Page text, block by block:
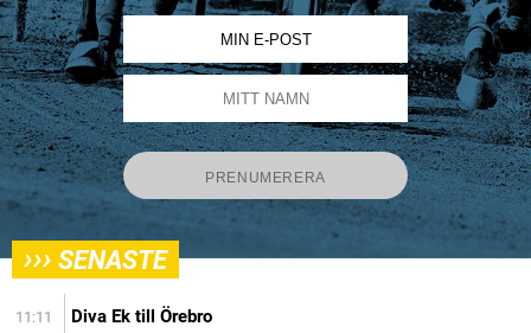
››› SENASTE
11:11 Diva Ek till Örebro